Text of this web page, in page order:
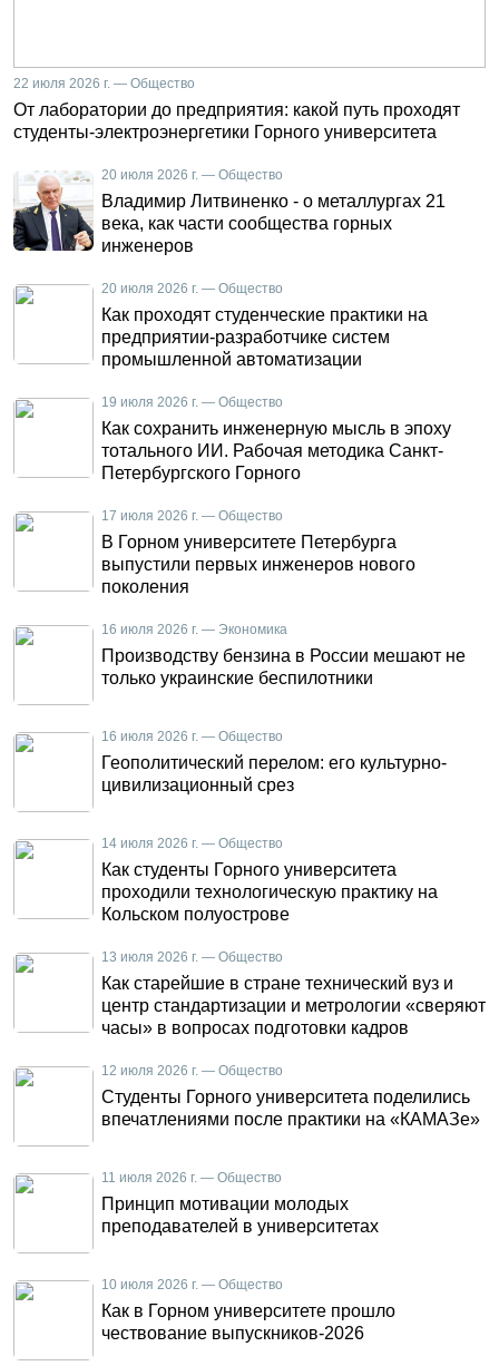
22 июля 2026 г. — Общество
От лаборатории до предприятия: какой путь проходят
студенты-электроэнергетики Горного университета
20 июля 2026 г. — Общество
Владимир Литвиненко - о металлургах 21
века, как части сообщества горных
инженеров
20 июля 2026 г. — Общество
Как проходят студенческие практики на
предприятии-разработчике систем
промышленной автоматизации
19 июля 2026 г. — Общество
Как сохранить инженерную мысль в эпоху
тотального ИИ. Рабочая методика Санкт-
Петербургского Горного
17 июля 2026 г. — Общество
В Горном университете Петербурга
выпустили первых инженеров нового
поколения
16 июля 2026 г. — Экономика
Производству бензина в России мешают не
только украинские беспилотники
16 июля 2026 г. — Общество
Геополитический перелом: его культурно-
цивилизационный срез
14 июля 2026 г. — Общество
Как студенты Горного университета
проходили технологическую практику на
Кольском полуострове
13 июля 2026 г. — Общество
Как старейшие в стране технический вуз и
центр стандартизации и метрологии «сверяют
часы» в вопросах подготовки кадров
12 июля 2026 г. — Общество
Студенты Горного университета поделились
впечатлениями после практики на «КАМАЗе»
11 июля 2026 г. — Общество
Принцип мотивации молодых
преподавателей в университетах
10 июля 2026 г. — Общество
Как в Горном университете прошло
чествование выпускников-2026